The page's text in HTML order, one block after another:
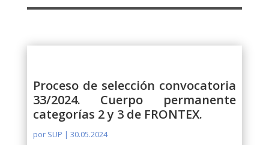
Proceso de selección convocatoria
33/2024. Cuerpo permanente
categorías 2 y 3 de FRONTEX.
por SUP | 30.05.2024